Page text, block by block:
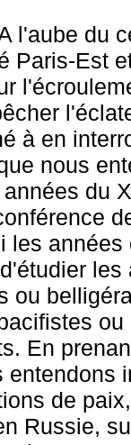
l'aube du
Paris-Est
à en
nous
du
les
ou
En
entendons
de
Russie,